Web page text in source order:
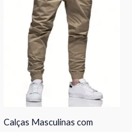
Calças Masculinas com